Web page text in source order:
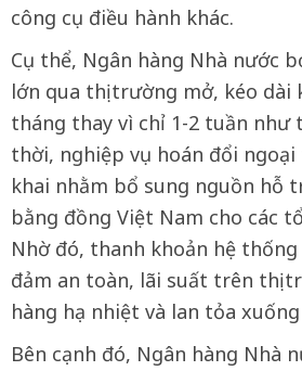
công cụ điều hành khác.
Cụ thể, Ngân hàng Nhà nước
lớn qua thị trường mở, kéo dài
tháng thay vì chỉ 1-2 tuần như
thời, nghiệp vụ hoán đổi
khai nhằm bổ sung nguồn hỗ
bằng đồng Việt Nam cho các
Nhờ đó, thanh khoản hệ
đảm an toàn, lãi suất trên thị
hàng hạ nhiệt và lan tỏa
Bên cạnh đó, Ngân hàng Nhà